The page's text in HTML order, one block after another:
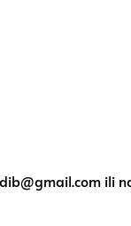
ili